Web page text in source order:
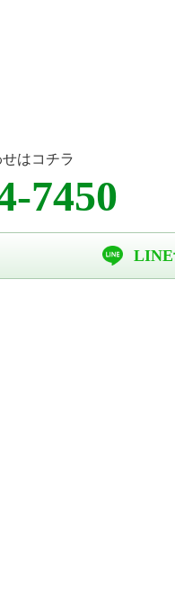
はコチラ
7450
LINE